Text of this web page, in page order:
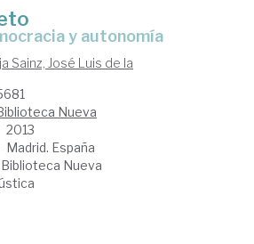
y autonomía
Sainz, José Luis de la
Nueva
2013
Madrid. España
Nueva